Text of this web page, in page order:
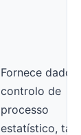
Fornece dados
controlo de
processo
estatístico,